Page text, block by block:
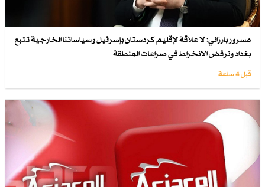
مسرور بارزاني: لا علاقة لإقليم كردستان بإسرائيل وسياساتنا الخارجية تتبع
بغداد ونرفض الانخراط في صراعات المنطقة
قبل 4 ساعة